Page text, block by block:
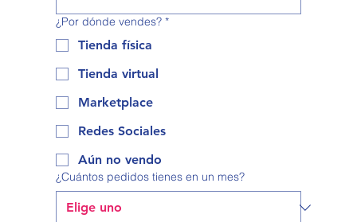
¿Por dónde vendes? *
Tienda física
Tienda virtual
Marketplace
Redes Sociales
Aún no vendo
¿Cuántos pedidos tienes en un mes?